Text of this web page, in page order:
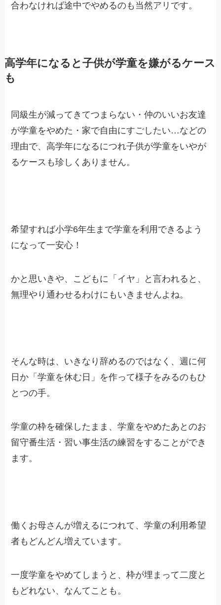
合わなければ途中でやめるのも当然アリです。
高学年になると子供が学童を嫌がるケース
も
同級生が減ってきてつまらない・仲のいいお友達
が学童をやめた・家で自由にすごしたい…などの
理由で、高学年になるにつれ子供が学童をいやが
るケースも珍しくありません。
希望すれば小学6年生まで学童を利用できるよう
になって一安心！
かと思いきや、こどもに「イヤ」と言われると、
無理やり通わせるわけにもいきませんよね。
そんな時は、いきなり辞めるのではなく、週に何
日か「学童を休む日」を作って様子をみるのもひ
とつの手。
学童の枠を確保したまま、学童をやめたあとのお
留守番生活・習い事生活の練習をすることができ
ます。
働くお母さんが増えるにつれて、学童の利用希望
者もどんどん増えています。
一度学童をやめてしまうと、枠が埋まって二度と
もどれない、なんてことも。